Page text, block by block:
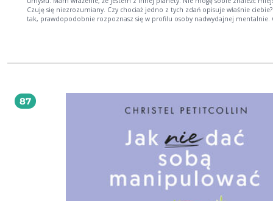
Czuję się niezrozumiany. Czy chociaż jedno z tych zdań opisuje właśnie ciebie?
tak, prawdopodobnie rozpoznasz się w profilu osoby nadwydajnej mentalnie.
niezdara, może się okazać kruchy i niebezpieczny. Potrzebuje kierowcy
nauczysz się wykorzystywać niezwykłe możliwości swojego umysłu, który do tej
wydawał się nie do ogarnięcia! A do tego poczujesz ulgę i wreszcie odetchniesz
piersią, akceptując siebie i swój fantastyczny umysł.
87